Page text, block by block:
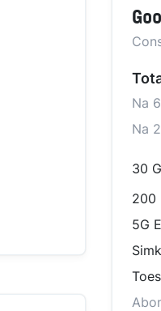
Na 6
Na
30
200
5G